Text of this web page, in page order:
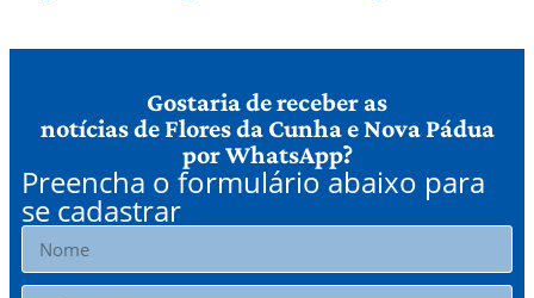
Gostaria de receber as
notícias de Flores da Cunha e Nova Pádua
por WhatsApp?
Preencha o formulário abaixo para
se cadastrar